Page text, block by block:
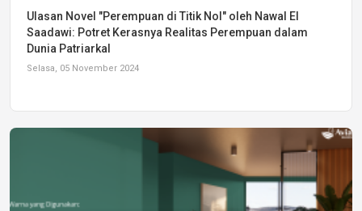
Ulasan Novel "Perempuan di Titik Nol" oleh Nawal El
Saadawi: Potret Kerasnya Realitas Perempuan dalam
Dunia Patriarkal
Selasa, 05 November 2024